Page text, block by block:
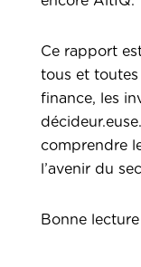
Ce rapport
tous et toutes
finance, les
comprendre
l’avenir du
Bonne lecture